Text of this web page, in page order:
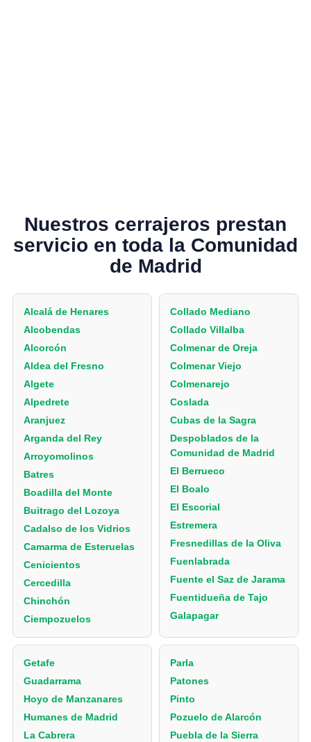
Nuestros cerrajeros prestan
servicio en toda la Comunidad
de Madrid
Alcalá de Henares
Alcobendas
Alcorcón
Aldea del Fresno
Algete
Alpedrete
Aranjuez
Arganda del Rey
Arroyomolinos
Batres
Boadilla del Monte
Buitrago del Lozoya
Cadalso de los Vidrios
Camarma de Esteruelas
Cenicientos
Cercedilla
Chinchón
Ciempozuelos
Collado Mediano
Collado Villalba
Colmenar de Oreja
Colmenar Viejo
Colmenarejo
Coslada
Cubas de la Sagra
Despoblados de la
Comunidad de Madrid
El Berrueco
El Boalo
El Escorial
Estremera
Fresnedillas de la Oliva
Fuenlabrada
Fuente el Saz de Jarama
Fuentidueña de Tajo
Galapagar
Getafe
Guadarrama
Hoyo de Manzanares
Humanes de Madrid
La Cabrera
Parla
Patones
Pinto
Pozuelo de Alarcón
Puebla de la Sierra